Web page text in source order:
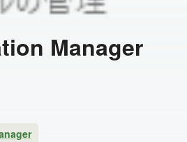
Manager